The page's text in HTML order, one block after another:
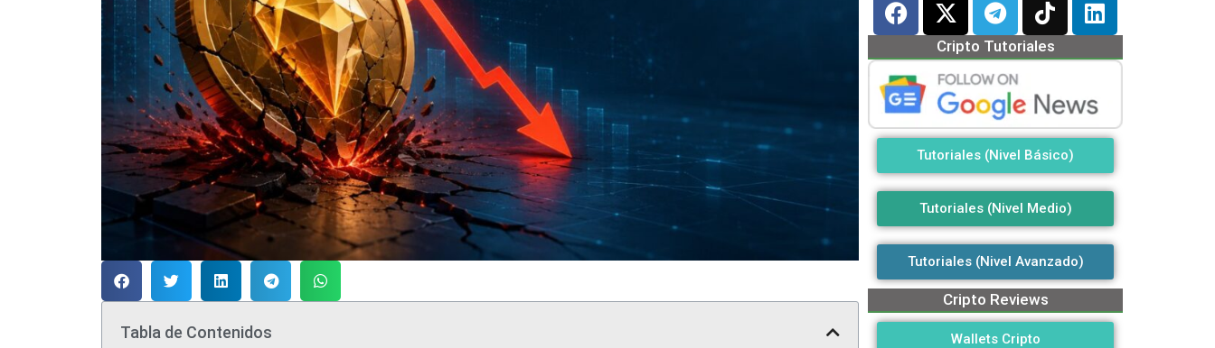
Tabla de Contenidos
Cripto Tutoriales
Tutoriales (Nivel Básico)
Tutoriales (Nivel Medio)
Tutoriales (Nivel Avanzado)
Cripto Reviews
Wallets Cripto